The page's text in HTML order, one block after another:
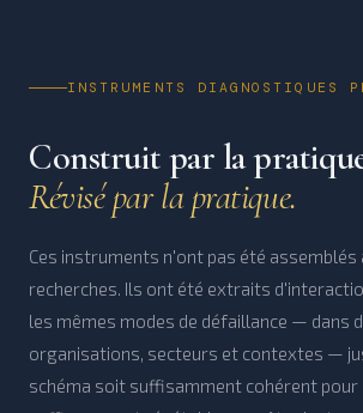
INSTRUMENTS DIAGNOSTIQUES
Construit par la
Révisé par la pratique.
Ces instruments n'ont pas été assemblés
recherches. Ils ont été extraits
les mêmes modes de défaillance — dans
organisations, secteurs et contextes —
schéma soit suffisamment cohérent